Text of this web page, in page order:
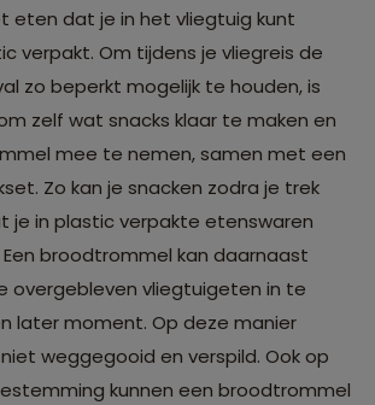
eten dat je in het vliegtuig kunt
verpakt. Om tijdens je vliegreis de
zo beperkt mogelijk te houden, is
zelf wat snacks klaar te maken en
mee te nemen, samen met een
Zo kan je snacken zodra je trek
je in plastic verpakte etenswaren
broodtrommel kan daarnaast
overgebleven vliegtuigeten in te
later moment. Op deze manier
weggegooid en verspild. Ook op
kunnen een broodtrommel